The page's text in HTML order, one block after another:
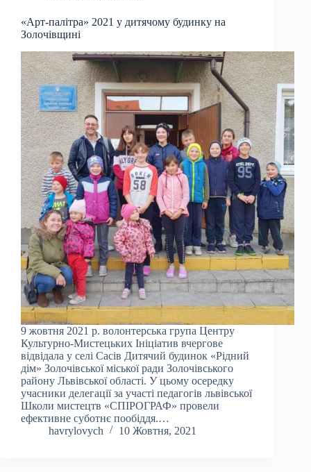
«Арт-палітра» 2021 у дитячому будинку на
Золочівщині
9 жовтня 2021 р. волонтерська група Центру
Культурно-Мистецьких Ініціатив вчергове
відвідала у селі Сасів Дитячий будинок «Рідний
дім» Золочівської міської ради Золочівського
району Львівської області. У цьому осередку
учасники делегації за участі педагогів львівської
Школи мистецтв «СПІРОГРАФ» провели
ефективне суботнє пообіддя.…
havrylovych
10 Жовтня, 2021